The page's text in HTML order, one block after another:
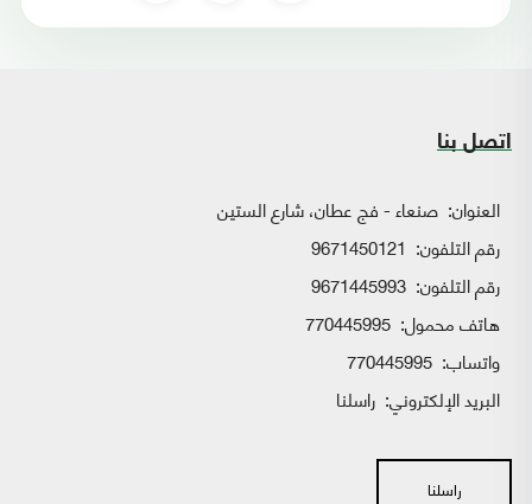
اتصل بنا
العنوان: صنعاء - فج عطان، شارع الستين
رقم التلفون: 9671450121
رقم التلفون: 9671445993
هاتف محمول: 770445995
واتساب:
البريد الإلكتروني: راسلنا
راسلنا